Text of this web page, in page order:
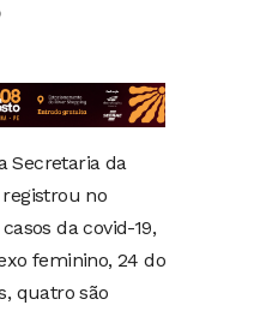
Secretaria da
no
da covid-19,
feminino, 24 do
quatro são